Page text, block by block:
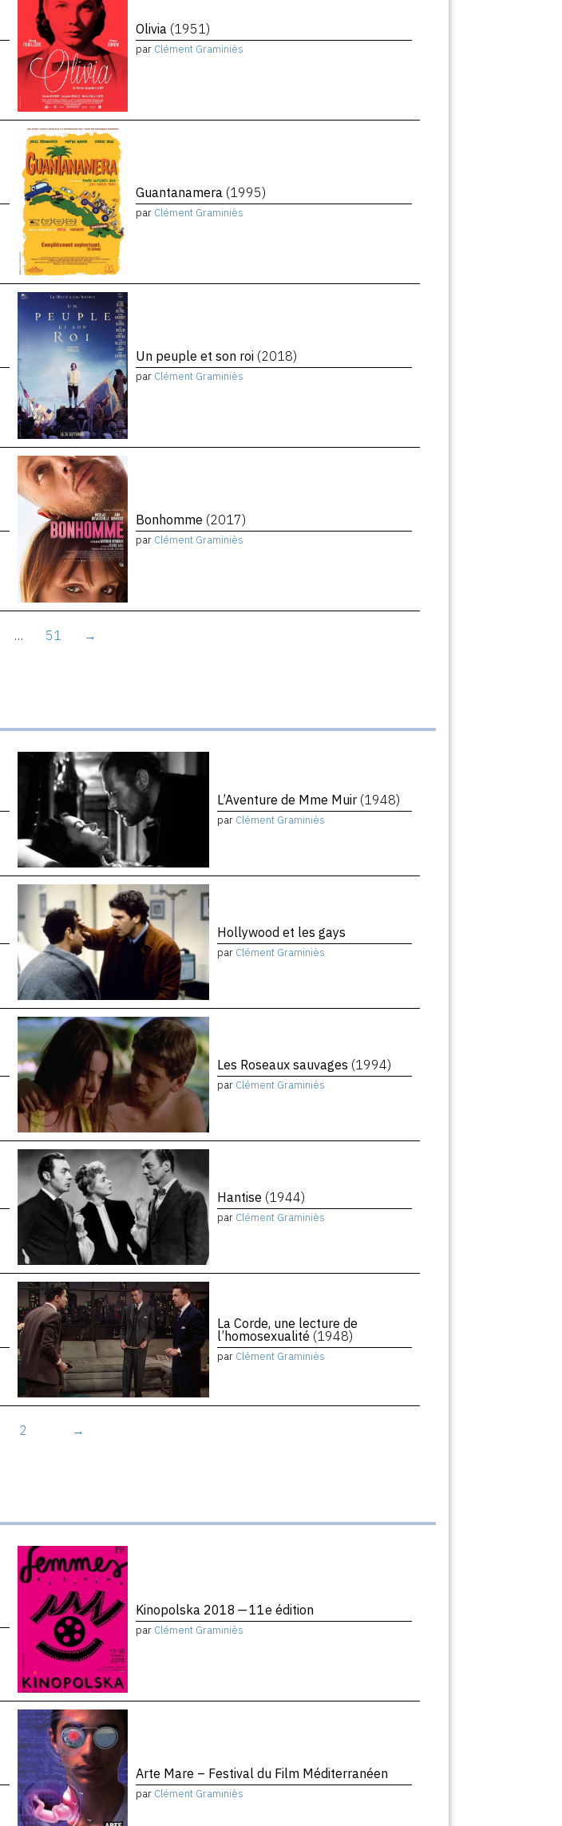
Olivia (1951)
par Clément Graminiès
Guantanamera (1995)
par Clément Graminiès
Un peuple et son roi (2018)
par Clément Graminiès
Bonhomme (2017)
par Clément Graminiès
… 51 →
L’Aventure de Mme Muir (1948)
par Clément Graminiès
Hollywood et les gays
par Clément Graminiès
Les Roseaux sauvages (1994)
par Clément Graminiès
Hantise (1944)
par Clément Graminiès
La Corde, une lecture de
l’homosexualité (1948)
par Clément Graminiès
2 →
Kinopolska 2018 — 11e édition
par Clément Graminiès
Arte Mare – Festival du Film Méditerranéen
par Clément Graminiès